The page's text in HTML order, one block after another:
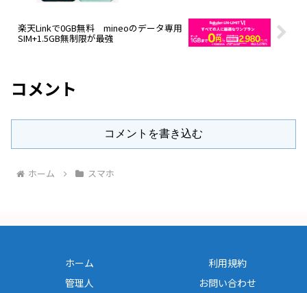
楽天Linkで0GB無料 mineoのデータ専用
SIM+1.5GB無制限が最強
コメント
コメントを書き込む
ホーム スマホ
ホーム
利用規約
管理人
お問い合わせ